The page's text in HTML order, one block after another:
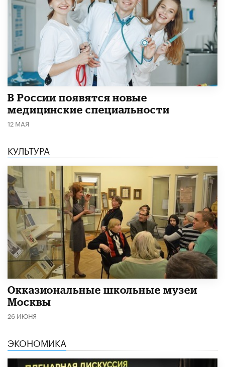
В России появятся новые
медицинские специальности
12 МАЯ
КУЛЬТУРА
​Окказиональные школьные музеи
Москвы
26 ИЮНЯ
ЭКОНОМИКА